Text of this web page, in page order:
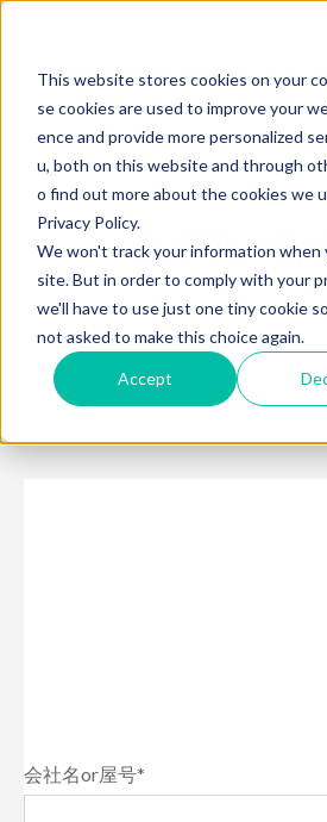
This website stores cookies on your
se cookies are used to improve your
ence and provide more personalized
u, both on this website and through
o find out more about the cookies we
Privacy Policy.
We won't track your information when
site. But in order to comply with your
we'll have to use just one tiny cookie
not asked to make this choice again.
Accept
☎
電話でのお問い合わせはこちら
10:00〜19:00（土・日・祝日・
お問い合
必要項目のご入力、「お客様の個人情報のお
利用規約」をご確認・ご同意の上、「送信」
会社名or屋号*